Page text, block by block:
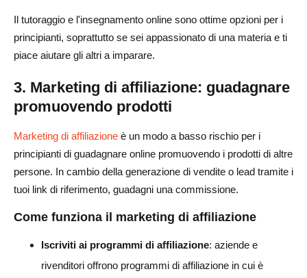
Il tutoraggio e l'insegnamento online sono ottime opzioni per i
principianti, soprattutto se sei appassionato di una materia e ti
piace aiutare gli altri a imparare.
3. Marketing di affiliazione: guadagnare
promuovendo prodotti
Marketing di affiliazione è un modo a basso rischio per i
principianti di guadagnare online promuovendo i prodotti di altre
persone. In cambio della generazione di vendite o lead tramite i
tuoi link di riferimento, guadagni una commissione.
Come funziona il marketing di affiliazione
Iscriviti ai programmi di affiliazione: aziende e
rivenditori offrono programmi di affiliazione in cui è